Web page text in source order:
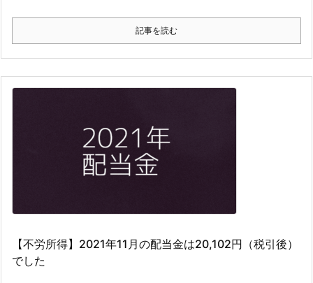
記事を読む
【不労所得】2021年11月の配当金は20,102円（税引後）
でした